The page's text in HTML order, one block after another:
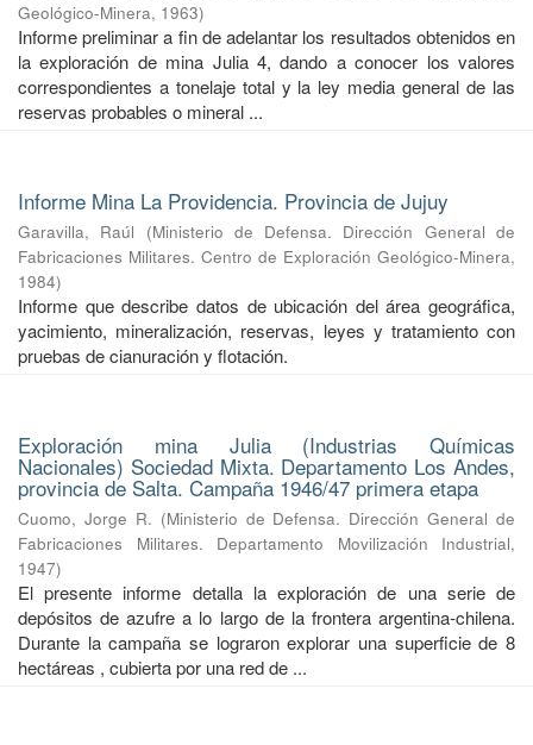
Geológico-Minera, 1963)
Informe preliminar a fin de adelantar los resultados obtenidos en
la exploración de mina Julia 4, dando a conocer los valores
correspondientes a tonelaje total y la ley media general de las
reservas probables o mineral ...
Informe Mina La Providencia. Provincia de Jujuy
Garavilla, Raúl (Ministerio de Defensa. Dirección General de
Fabricaciones Militares. Centro de Exploración Geológico-Minera,
1984)
Informe que describe datos de ubicación del área geográfica,
yacimiento, mineralización, reservas, leyes y tratamiento con
pruebas de cianuración y flotación.
Exploración mina Julia (Industrias Químicas
Nacionales) Sociedad Mixta. Departamento Los Andes,
provincia de Salta. Campaña 1946/47 primera etapa
Cuomo, Jorge R. (Ministerio de Defensa. Dirección General de
Fabricaciones Militares. Departamento Movilización Industrial,
1947)
El presente informe detalla la exploración de una serie de
depósitos de azufre a lo largo de la frontera argentina-chilena.
Durante la campaña se lograron explorar una superficie de 8
hectáreas , cubierta por una red de ...